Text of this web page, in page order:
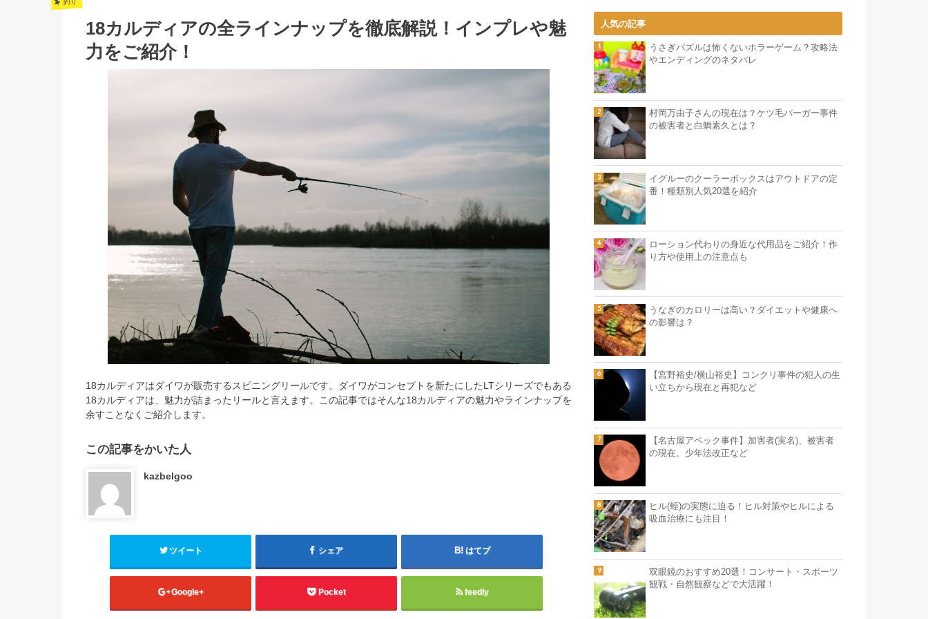
18カルディアの全ラインナップを徹底解説！インプレや魅
力をご紹介！
18カルディアはダイワが販売するスピニングリールです。ダイワがコンセプトを新たにしたLTシリーズでもある
18カルディアは、魅力が詰まったリールと言えます。この記事ではそんな18カルディアの魅力やラインナップを
余すことなくご紹介します。
この記事をかいた人
kazbelgoo
ツイート シェア はてブ
Google+ Pocket feedly
人気の記事
うさぎパズルは怖くないホラーゲーム？攻略法
やエンディングのネタバレ
村岡万由子さんの現在は？ケツ毛バーガー事件
の被害者と白鯛素久とは？
イグルーのクーラーボックスはアウトドアの定
番！種類別人気20選を紹介
ローション代わりの身近な代用品をご紹介！作
り方や使用上の注意点も
うなぎのカロリーは高い？ダイエットや健康へ
の影響は？
【宮野裕史/横山裕史】コンクリ事件の犯人の生
い立ちから現在と再犯など
【名古屋アベック事件】加害者(実名)、被害者
の現在、少年法改正など
ヒル(蛭)の実態に迫る！ヒル対策やヒルによる
吸血治療にも注目！
双眼鏡のおすすめ20選！コンサート・スポーツ
観戦・自然観察などで大活躍！